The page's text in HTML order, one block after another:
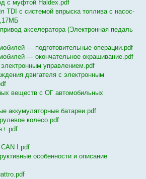
с муфтой Haldex.pdf
TDI с системой впрыска топлива с насос-
акселератора (Электронная педаль
— подготовительные операции.pdf
— окончательное окрашивание.pdf
управлением.pdf
двигателя с электронным
веществ с ОГ автомобильных
аккумуляторные батареи.pdf
колесо.pdf
I.pdf
особенности и описание